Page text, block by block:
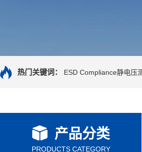
热门关键词： ESD Compliance静电压
产品分类
PRODUCTS CATEGORY